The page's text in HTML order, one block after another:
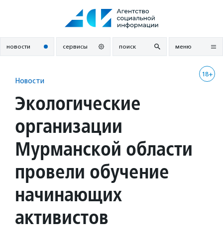
новости сервисы поиск меню
18+
Новости
Экологические
организации
Мурманской области
провели обучение
начинающих
активистов